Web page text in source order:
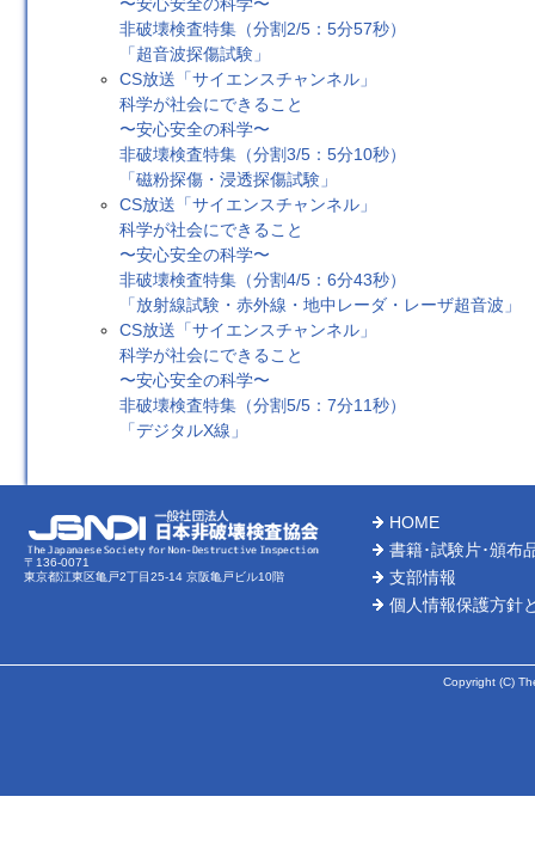
〜安心安全の科学〜
非破壊検査特集（分割2/5：5分57秒）
「超音波探傷試験」
CS放送「サイエンスチャンネル」
科学が社会にできること
〜安心安全の科学〜
非破壊検査特集（分割3/5：5分10秒）
「磁粉探傷・浸透探傷試験」
CS放送「サイエンスチャンネル」
科学が社会にできること
〜安心安全の科学〜
非破壊検査特集（分割4/5：6分43秒）
「放射線試験・赤外線・地中レーダ・レーザ超音波」
CS放送「サイエンスチャンネル」
科学が社会にできること
〜安心安全の科学〜
非破壊検査特集（分割5/5：7分11秒）
「デジタルX線」
〒136-0071
東京都江東区亀戸2丁目25-14 京阪亀戸ビル10階
HOME
書籍･試験片･頒布
支部情報
個人情報保護方針
Copyright (C)